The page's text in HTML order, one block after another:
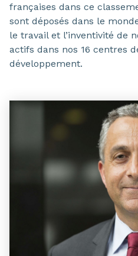
françaises dans ce
sont déposés dans le
le travail et l’inventivité de
actifs dans nos 16 centres
développement.